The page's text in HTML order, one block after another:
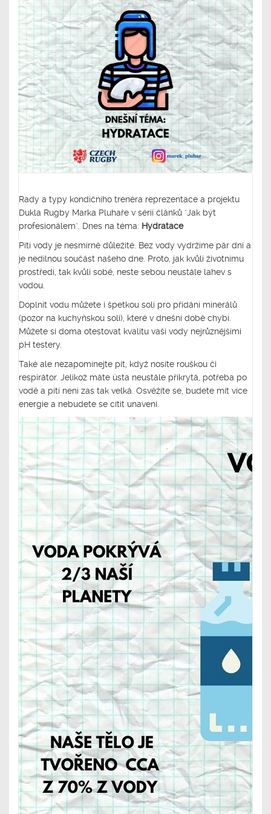
Rady a typy kondičního trenéra reprezentace a projektu
Dukla Rugby Marka Pluhaře v sérii článků "Jak být
profesionálem". Dnes na téma: Hydratace
Pití vody je nesmírně důležité. Bez vody vydržíme pár dní a
je nedílnou součást našeho dne. Proto, jak kvůli životnímu
prostředí, tak kvůli sobě, neste sebou neustále lahev s
vodou.
Doplnit vodu můžete i špetkou soli pro přidání minerálů
(pozor na kuchyňskou soli), které v dnešní době chybí.
Můžete si doma otestovat kvalitu vaší vody nejrůznějšími
pH testery.
Také ale nezapomínejte pít, když nosíte rouškou či
respirátor. Jelikož máte ústa neustále přikrytá, potřeba po
vodě a pití není zas tak velká. Osvěžíte se, budete mít více
energie a nebudete se cítit unavení.